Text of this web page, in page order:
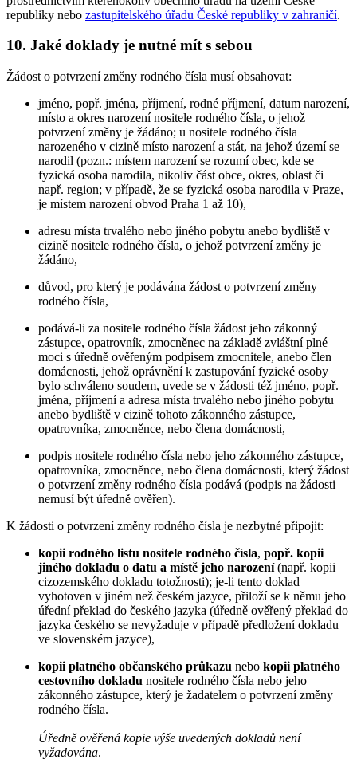
republiky nebo zastupitelského úřadu České republiky v zahraničí.
10. Jaké doklady je nutné mít s sebou
Žádost o potvrzení změny rodného čísla musí obsahovat:
jméno, popř. jména, příjmení, rodné příjmení, datum narození,
místo a okres narození nositele rodného čísla, o jehož
potvrzení změny je žádáno; u nositele rodného čísla
narozeného v cizině místo narození a stát, na jehož území se
narodil (pozn.: místem narození se rozumí obec, kde se
fyzická osoba narodila, nikoliv část obce, okres, oblast či
např. region; v případě, že se fyzická osoba narodila v Praze,
je místem narození obvod Praha 1 až 10),
adresu místa trvalého nebo jiného pobytu anebo bydliště v
cizině nositele rodného čísla, o jehož potvrzení změny je
žádáno,
důvod, pro který je podávána žádost o potvrzení změny
rodného čísla,
podává-li za nositele rodného čísla žádost jeho zákonný
zástupce, opatrovník, zmocněnec na základě zvláštní plné
moci s úředně ověřeným podpisem zmocnitele, anebo člen
domácnosti, jehož oprávnění k zastupování fyzické osoby
bylo schváleno soudem, uvede se v žádosti též jméno, popř.
jména, příjmení a adresa místa trvalého nebo jiného pobytu
anebo bydliště v cizině tohoto zákonného zástupce,
opatrovníka, zmocněnce, nebo člena domácnosti,
podpis nositele rodného čísla nebo jeho zákonného zástupce,
opatrovníka, zmocněnce, nebo člena domácnosti, který žádost
o potvrzení změny rodného čísla podává (podpis na žádosti
nemusí být úředně ověřen).
K žádosti o potvrzení změny rodného čísla je nezbytné připojit:
kopii rodného listu nositele rodného čísla, popř. kopii
jiného dokladu o datu a místě jeho narození(např. kopii
cizozemského dokladu totožnosti); je-li tento doklad
vyhotoven v jiném než českém jazyce, přiloží se k němu jeho
úřední překlad do českého jazyka (úředně ověřený překlad do
jazyka českého se nevyžaduje v případě předložení dokladu
ve slovenském jazyce),
kopii platného občanského průkazu nebo kopii platného
cestovního dokladu nositele rodného čísla nebo jeho
zákonného zástupce, který je žadatelem o potvrzení změny
rodného čísla.
Úředně ověřená kopie výše uvedených dokladů není
vyžadována.